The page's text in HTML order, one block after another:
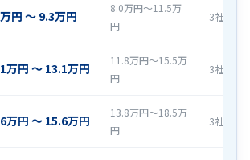
円 〜 9.3万円
8.0万円〜11.5万
円
3社
万円 〜 13.1万円
11.8万円〜15.5万
円
3社
万円 〜 15.6万円
13.8万円〜18.5万
円
3社